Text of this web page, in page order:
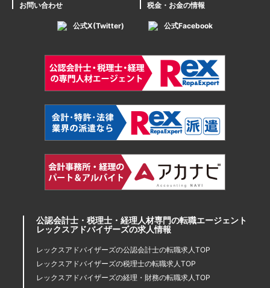
お問い合わせ
税金・お金の情報
公式X(Twitter) 公式Facebook
公認会計士・税理士・経理人材専門の転職エージェント
レックスアドバイザーズの求人情報
レックスアドバイザーズの公認会計士の転職求人TOP
レックスアドバイザーズの税理士の転職求人TOP
レックスアドバイザーズの経理・財務の転職求人TOP